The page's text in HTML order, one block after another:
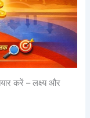
करें – लक्ष्य और